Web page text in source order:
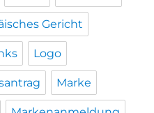
Gericht
Logo
Marke